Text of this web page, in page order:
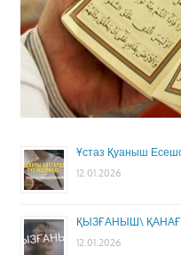
Ұстаз Қуаныш
12.01.2026
ҚЫЗҒАНЫШ\
12.01.2026